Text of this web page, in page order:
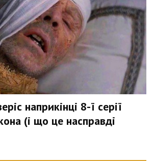
наприкінці 8-ї серії
(і що це насправді